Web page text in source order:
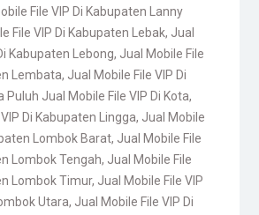
File VIP Di Kabupaten Lanny
File VIP Di Kabupaten Lebak, Jual
Kabupaten Lebong, Jual Mobile File
Lembata, Jual Mobile File VIP Di
Puluh Jual Mobile File VIP Di Kota,
Di Kabupaten Lingga, Jual Mobile
Lombok Barat, Jual Mobile File
Lombok Tengah, Jual Mobile File
Lombok Timur, Jual Mobile File VIP
Utara, Jual Mobile File VIP Di